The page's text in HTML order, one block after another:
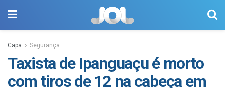
Capa Segurança
Taxista de Ipanguaçu é morto
com tiros de 12 na cabeça em